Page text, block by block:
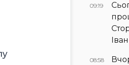
09:19
08:58